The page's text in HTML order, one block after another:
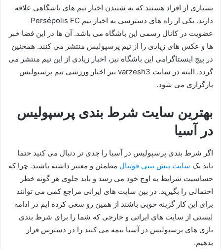
بسیاری از افراد هستند که به شنیدن اخبار تیم های باشگاهی علاقه
دارند. یکی از راه های دسترسی به اخبار تیم Persépolis FC
عضویت در کانال رسمی این باشگاه می باشد. آن ها در این فضا خبر
ها و عکس های زیادی را از تیم پرسپولیس منتشر می کنند. همچنین
در پیج اینستاگرامی این باشگاه نیز، اخبار زیادی از این تیم منتشر می
گردد. البته در سایت varzesh3 نیز اخبار ورزشی تیم پرسپولیس
بارگزاری می شود.
بهترین سایت شرط بندی پرسپولیس
در آسیا
اگر شرط بندی پرسپولیس در آسیا را جدی تر دنبال می کنید حتما
باید یک سایت پیش بینی فوتبال مطمئن و معتبر داشته باشید. چرا که
حساسیت شرایط به اوج خود می رسد و باید جلوی هر گونه خطر
احتمالی را بگیرید. در بین سایت های ایرانی مراجع کمی می توانند
برای این کار گزینه خوبی باشند از همین رو سعی کرده ایم در ادامه
لیستی از سایت های ایرانی و خارجی که شما را برای شرط بندی
بازی های پرسپولیس در آسیا بیمه می کنند را در دسترس قرار
بدهیم.